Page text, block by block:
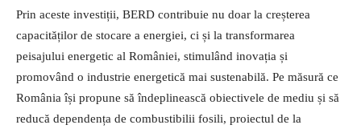
Prin aceste investiții, BERD contribuie nu doar la creșterea
capacităților de stocare a energiei, ci și la transformarea
peisajului energetic al României, stimulând inovația și
promovând o industrie energetică mai sustenabilă. Pe măsură ce
România își propune să îndeplinească obiectivele de mediu și să
reducă dependența de combustibilii fosili, proiectul de la